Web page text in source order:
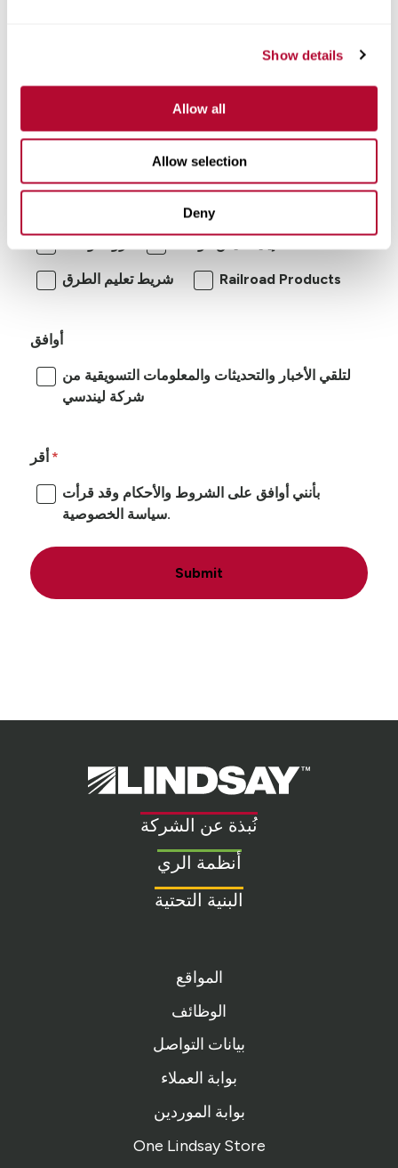
Show details
Allow all
Allow selection
Deny
منتجات السلامة المرورية
شريط تعليم الطرق Railroad Products
أوافق
لتلقي الأخبار والتحديثات والمعلومات التسويقية من
شركة ليندسي
أقر
بأنني أوافق على الشروط والأحكام وقد قرأت
سياسة الخصوصية.
Submit
Lindsay.
Link
homepage
نُبذة عن الشركة
أنظمة الري
البنية التحتية
المواقع
الوظائف
بيانات التواصل
بوابة العملاء
بوابة الموردين
One Lindsay Store